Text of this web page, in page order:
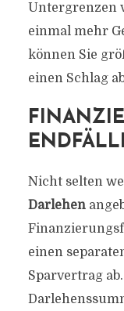
Untergrenzen
einmal mehr
können Sie
einen Schlag
Nicht selten
Darlehen
einen
Sparvertrag